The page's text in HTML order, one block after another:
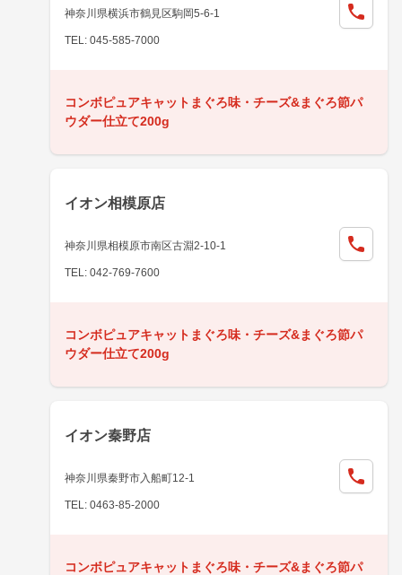
神奈川県横浜市鶴見区駒岡5-6-1
TEL: 045-585-7000
コンボピュアキャットまぐろ味・チーズ&まぐろ節パ
ウダー仕立て200g
イオン相模原店
神奈川県相模原市南区古淵2-10-1
TEL: 042-769-7600
コンボピュアキャットまぐろ味・チーズ&まぐろ節パ
ウダー仕立て200g
イオン秦野店
神奈川県秦野市入船町12-1
TEL: 0463-85-2000
コンボピュアキャットまぐろ味・チーズ&まぐろ節パ